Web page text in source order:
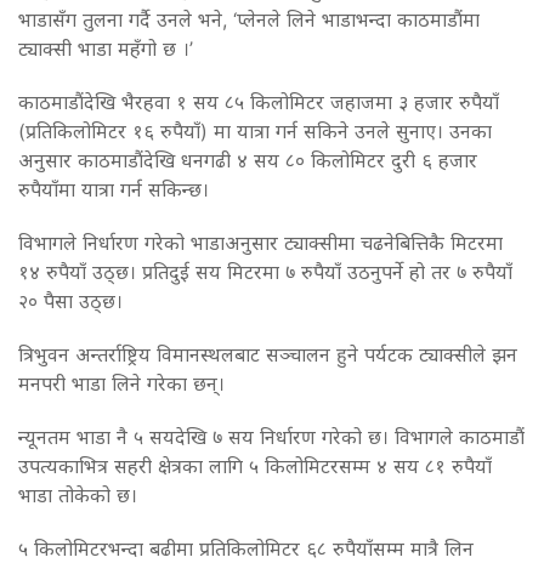
भाडासँग तुलना गर्दै उनले भने, ‘प्लेनले लिने भाडाभन्दा काठमाडौंमा
ट्याक्सी भाडा महँगो छ ।’
काठमाडौंदेखि भैरहवा १ सय ८५ किलोमिटर जहाजमा ३ हजार रुपैयाँ
(प्रतिकिलोमिटर १६ रुपैयाँ) मा यात्रा गर्न सकिने उनले सुनाए। उनका
अनुसार काठमाडौंदेखि धनगढी ४ सय ८० किलोमिटर दुरी ६ हजार
रुपैयाँमा यात्रा गर्न सकिन्छ।
विभागले निर्धारण गरेको भाडाअनुसार ट्याक्सीमा चढनेबित्तिकै मिटरमा
१४ रुपैयाँ उठ्छ। प्रतिदुई सय मिटरमा ७ रुपैयाँ उठनुपर्ने हो तर ७ रुपैयाँ
२० पैसा उठ्छ।
त्रिभुवन अन्तर्राष्ट्रिय विमानस्थलबाट सञ्चालन हुने पर्यटक ट्याक्सीले झन
मनपरी भाडा लिने गरेका छन्।
न्यूनतम भाडा नै ५ सयदेखि ७ सय निर्धारण गरेको छ। विभागले काठमाडौं
उपत्यकाभित्र सहरी क्षेत्रका लागि ५ किलोमिटरसम्म ४ सय ८१ रुपैयाँ
भाडा तोकेको छ।
५ किलोमिटरभन्दा बढीमा प्रतिकिलोमिटर ६८ रुपैयाँसम्म मात्रै लिन